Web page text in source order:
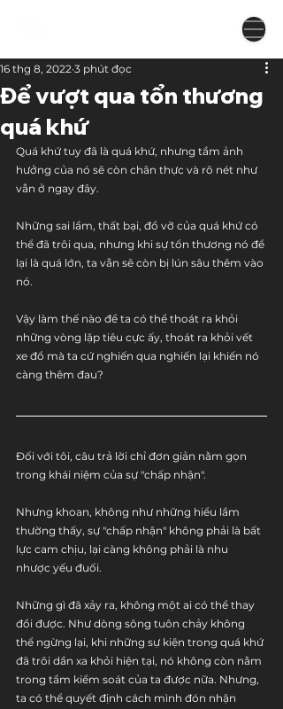
Để vượt qua tổn thương
quá khứ
16 thg 8, 2022 3 phút đọc
Quá khứ tuy đã là quá khứ, nhưng tầm ảnh
hưởng của nó sẽ còn chân thực và rõ nét như
vẫn ở ngay đây.
Những sai lầm, thất bại, đổ vỡ của quá khứ có
thể đã trôi qua, nhưng khi sự tổn thương nó để
lại là quá lớn, ta vẫn sẽ còn bị lún sâu thêm vào
nó.
Vậy làm thế nào để ta có thể thoát ra khỏi
những vòng lặp tiêu cực ấy, thoát ra khỏi vết
xe đổ mà ta cứ nghiến qua nghiến lại khiến nó
càng thêm đau?
Đối với tôi, câu trả lời chỉ đơn giản nằm gọn
trong khái niệm của sự "chấp nhận".
Nhưng khoan, không như những hiểu lầm
thường thấy, sự "chấp nhận" không phải là bất
lực cam chịu, lại càng không phải là nhu
nhược yếu đuối.
Những gì đã xảy ra, không một ai có thể thay
đổi được. Như dòng sông tuôn chảy không
thể ngừng lại, khi những sự kiện trong quá khứ
đã trôi dần xa khỏi hiện tại, nó không còn nằm
trong tầm kiểm soát của ta được nữa. Nhưng,
ta có thể quyết định cách mình đón nhận